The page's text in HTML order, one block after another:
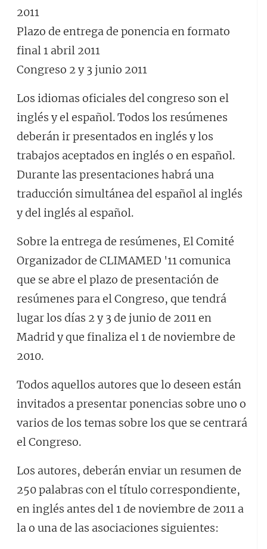
2011
Plazo de entrega de ponencia en formato
final 1 abril 2011
Congreso 2 y 3 junio 2011
Los idiomas oficiales del congreso son el
inglés y el español. Todos los resúmenes
deberán ir presentados en inglés y los
trabajos aceptados en inglés o en español.
Durante las presentaciones habrá una
traducción simultánea del español al inglés
y del inglés al español.
Sobre la entrega de resúmenes, El Comité
Organizador de CLIMAMED '11 comunica
que se abre el plazo de presentación de
resúmenes para el Congreso, que tendrá
lugar los días 2 y 3 de junio de 2011 en
Madrid y que finaliza el 1 de noviembre de
2010.
Todos aquellos autores que lo deseen están
invitados a presentar ponencias sobre uno o
varios de los temas sobre los que se centrará
el Congreso.
Los autores, deberán enviar un resumen de
250 palabras con el título correspondiente,
en inglés antes del 1 de noviembre de 2011 a
la o una de las asociaciones siguientes: